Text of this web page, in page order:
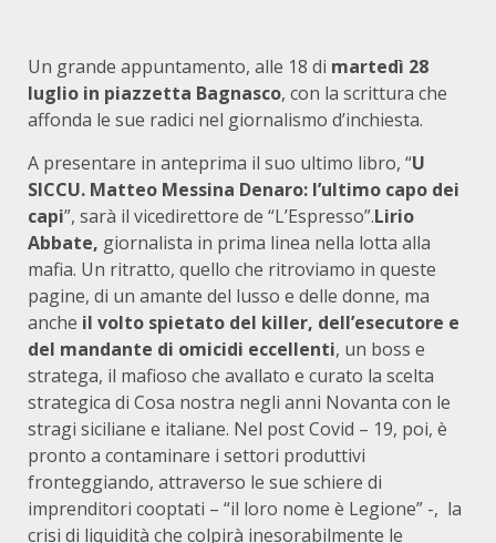
Un grande appuntamento, alle 18 di martedì 28
luglio in piazzetta Bagnasco, con la scrittura che
affonda le sue radici nel giornalismo d’inchiesta.
A presentare in anteprima il suo ultimo libro, “U
SICCU. Matteo Messina Denaro: l’ultimo capo dei
capi”, sarà il vicedirettore de “L’Espresso”.Lirio
Abbate, giornalista in prima linea nella lotta alla
mafia. Un ritratto, quello che ritroviamo in queste
pagine, di un amante del lusso e delle donne, ma
anche il volto spietato del killer, dell’esecutore e
del mandante di omicidi eccellenti, un boss e
stratega, il mafioso che avallato e curato la scelta
strategica di Cosa nostra negli anni Novanta con le
stragi siciliane e italiane. Nel post Covid – 19, poi, è
pronto a contaminare i settori produttivi
fronteggiando, attraverso le sue schiere di
imprenditori cooptati – “il loro nome è Legione” -, la
crisi di liquidità che colpirà inesorabilmente le